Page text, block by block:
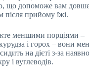
що допоможе вам
після прийому їжі.
меншими порціями –
і горох – вони
на дієті з-за
і вуглеводів.